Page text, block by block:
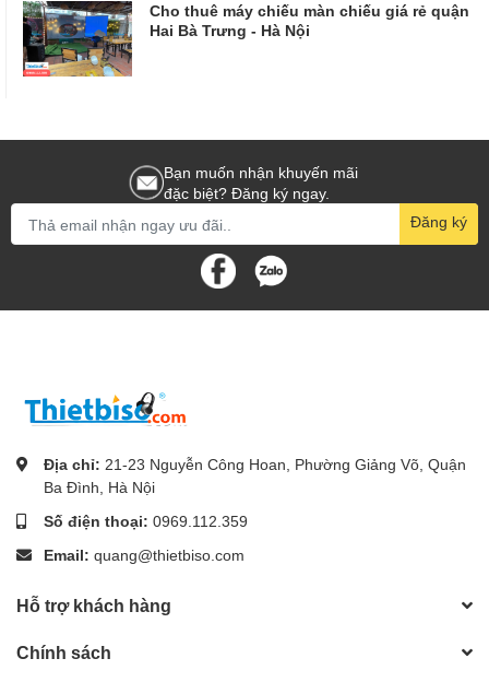
Cho thuê máy chiếu màn chiếu giá rẻ quận
Hai Bà Trưng - Hà Nội
Bạn muốn nhận khuyến mãi
đặc biệt? Đăng ký ngay.
Đăng ký
Địa chỉ: 21-23 Nguyễn Công Hoan, Phường Giảng Võ, Quận
Ba Đình, Hà Nội
Số điện thoại: 0969.112.359
Email: quang@thietbiso.com
Hỗ trợ khách hàng
Chính sách